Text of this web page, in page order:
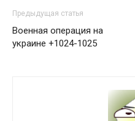
Предыдущая статья
Военная операция на
украине +1024-1025